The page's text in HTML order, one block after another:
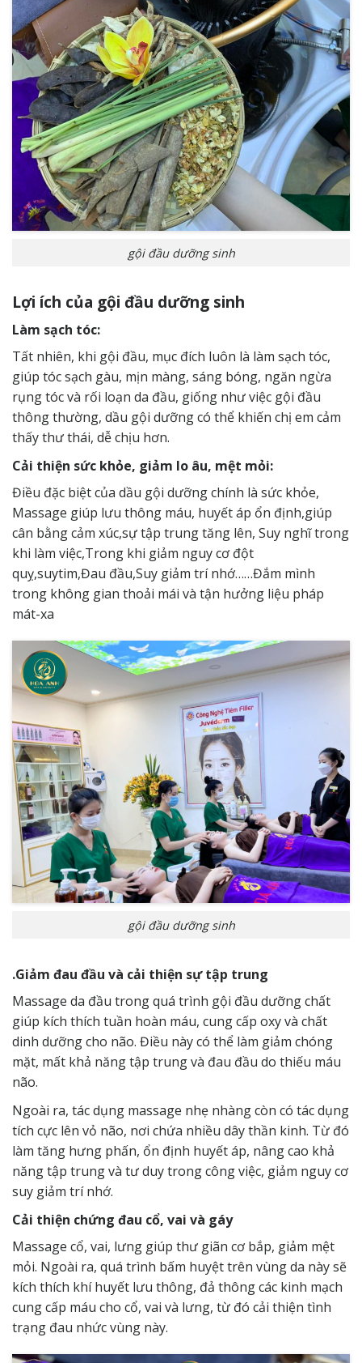
gội đầu dưỡng sinh
Lợi ích của gội đầu dưỡng sinh
Làm sạch tóc:
Tất nhiên, khi gội đầu, mục đích luôn là làm sạch tóc,
giúp tóc sạch gàu, mịn màng, sáng bóng, ngăn ngừa
rụng tóc và rối loạn da đầu, giống như việc gội đầu
thông thường, dầu gội dưỡng có thể khiến chị em cảm
thấy thư thái, dễ chịu hơn.
Cải thiện sức khỏe, giảm lo âu, mệt mỏi:
Điều đặc biệt của dầu gội dưỡng chính là sức khỏe,
Massage giúp lưu thông máu, huyết áp ổn định,giúp
cân bằng cảm xúc,sự tập trung tăng lên, Suy nghĩ trong
khi làm việc,Trong khi giảm nguy cơ đột
quỵ,suytim,Đau đầu,Suy giảm trí nhớ……Đắm mình
trong không gian thoải mái và tận hưởng liệu pháp
mát-xa
gội đầu dưỡng sinh
.Giảm đau đầu và cải thiện sự tập trung
Massage da đầu trong quá trình gội đầu dưỡng chất
giúp kích thích tuần hoàn máu, cung cấp oxy và chất
dinh dưỡng cho não. Điều này có thể làm giảm chóng
mặt, mất khả năng tập trung và đau đầu do thiếu máu
não.
Ngoài ra, tác dụng massage nhẹ nhàng còn có tác dụng
tích cực lên vỏ não, nơi chứa nhiều dây thần kinh. Từ đó
làm tăng hưng phấn, ổn định huyết áp, nâng cao khả
năng tập trung và tư duy trong công việc, giảm nguy cơ
suy giảm trí nhớ.
Cải thiện chứng đau cổ, vai và gáy
Massage cổ, vai, lưng giúp thư giãn cơ bắp, giảm mệt
mỏi. Ngoài ra, quá trình bấm huyệt trên vùng da này sẽ
kích thích khí huyết lưu thông, đả thông các kinh mạch
cung cấp máu cho cổ, vai và lưng, từ đó cải thiện tình
trạng đau nhức vùng này.